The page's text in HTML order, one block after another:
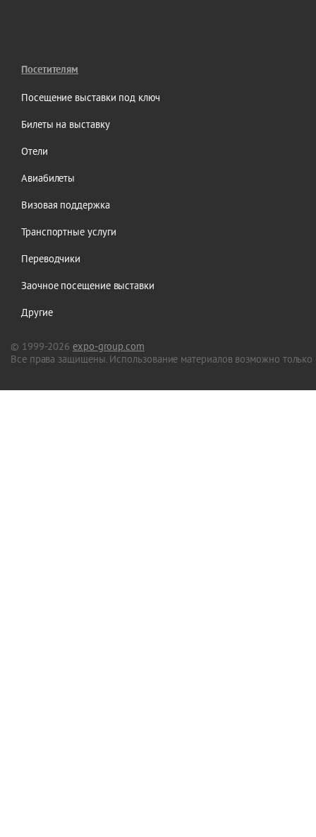
Посетителям
Посещение выставки под ключ
Билеты на выставку
Отели
Авиабилеты
Визовая поддержка
Транспортные услуги
Переводчики
Заочное посещение выставки
Другие
© 1999-2026 expo-group.com
Все права защищены. Использование материалов возможно